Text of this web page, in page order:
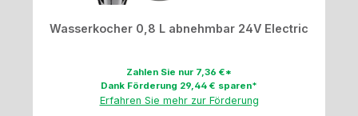
Wasserkocher 0,8 L abnehmbar 24V Electric
Zahlen Sie nur 7,36 €*
Dank Förderung 29,44 € sparen*
Erfahren Sie mehr zur Förderung